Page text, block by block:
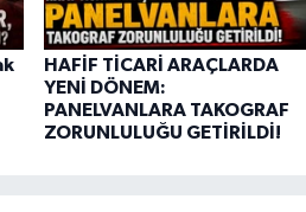
HAFİF TİCARİ ARAÇLARDA
YENİ DÖNEM:
PANELVANLARA TAKOGRAF
ZORUNLULUĞU GETİRİLDİ!